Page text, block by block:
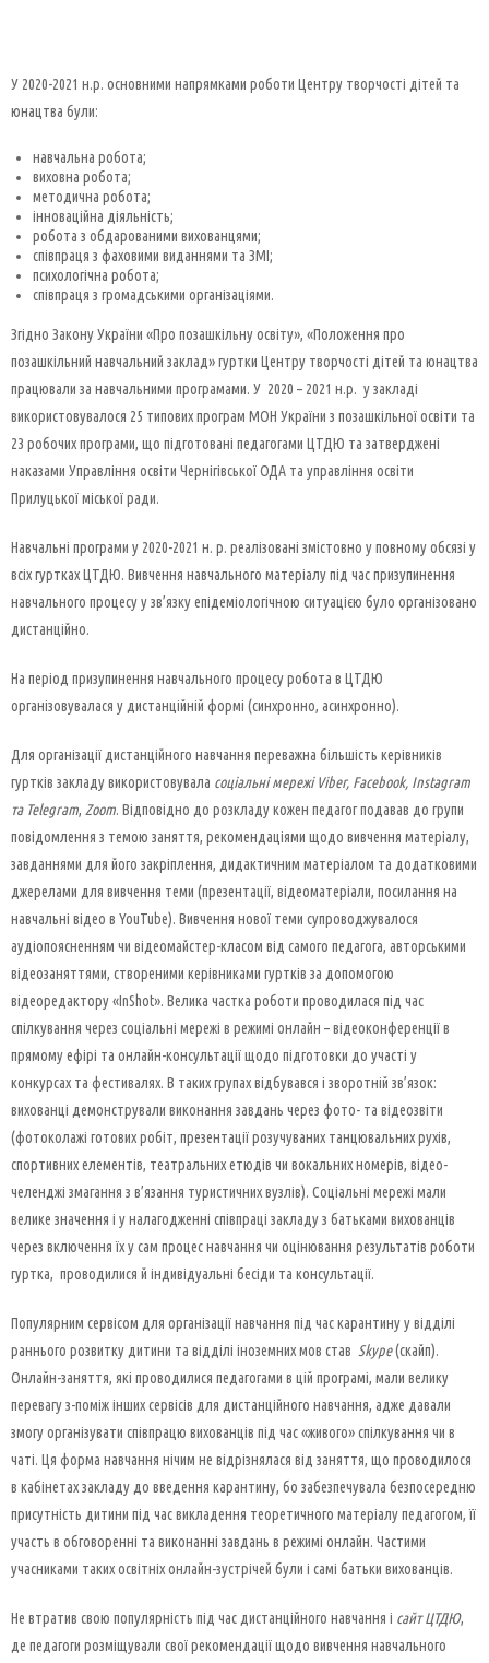
У 2020-2021 н.р. основними напрямками роботи Центру творчості дітей та
юнацтва були:
навчальна робота;
виховна робота;
методична робота;
інноваційна діяльність;
робота з обдарованими вихованцями;
співпраця з фаховими виданнями та ЗМІ;
психологічна робота;
співпраця з громадськими організаціями.
Згідно Закону України «Про позашкільну освіту», «Положення про
позашкільний навчальний заклад» гуртки Центру творчості дітей та юнацтва
працювали за навчальними програмами. У 2020 – 2021 н.р. у закладі
використовувалося 25 типових програм МОН України з позашкільної освіти та
23 робочих програми, що підготовані педагогами ЦТДЮ та затверджені
наказами Управління освіти Чернігівської ОДА та управління освіти
Прилуцької міської ради.
Навчальні програми у 2020-2021 н. р. реалізовані змістовно у повному обсязі у
всіх гуртках ЦТДЮ. Вивчення навчального матеріалу під час призупинення
навчального процесу у зв’язку епідеміологічною ситуацією було організовано
дистанційно.
На період призупинення навчального процесу робота в ЦТДЮ
організовувалася у дистанційній формі (синхронно, асинхронно).
Для організації дистанційного навчання переважна більшість керівників
гуртків закладу використовувала соціальні мережі Viber, Facebook, Instagram
та Telegram, Zoom. Відповідно до розкладу кожен педагог подавав до групи
повідомлення з темою заняття, рекомендаціями щодо вивчення матеріалу,
завданнями для його закріплення, дидактичним матеріалом та додатковими
джерелами для вивчення теми (презентації, відеоматеріали, посилання на
навчальні відео в YouTube). Вивчення нової теми супроводжувалося
аудіопоясненням чи відеомайстер-класом від самого педагога, авторськими
відеозаняттями, створеними керівниками гуртків за допомогою
відеоредактору «InShot». Велика частка роботи проводилася під час
спілкування через соціальні мережі в режимі онлайн – відеоконференції в
прямому ефірі та онлайн-консультації щодо підготовки до участі у
конкурсах та фестивалях. В таких групах відбувався і зворотній зв’язок:
вихованці демонстрували виконання завдань через фото- та відеозвіти
(фотоколажі готових робіт, презентації розучуваних танцювальних рухів,
спортивних елементів, театральних етюдів чи вокальних номерів, відео-
челенджі змагання з в’язання туристичних вузлів). Соціальні мережі мали
велике значення і у налагодженні співпраці закладу з батьками вихованців
через включення їх у сам процес навчання чи оцінювання результатів роботи
гуртка, проводилися й індивідуальні бесіди та консультації.
Популярним сервісом для організації навчання під час карантину у відділі
раннього розвитку дитини та відділі іноземних мов став Skype(скайп).
Онлайн-заняття, які проводилися педагогами в цій програмі, мали велику
перевагу з-поміж інших сервісів для дистанційного навчання, адже давали
змогу організувати співпрацю вихованців під час «живого» спілкування чи в
чаті. Ця форма навчання нічим не відрізнялася від заняття, що проводилося
в кабінетах закладу до введення карантину, бо забезпечувала безпосередню
присутність дитини під час викладення теоретичного матеріалу педагогом, її
участь в обговоренні та виконанні завдань в режимі онлайн. Частими
учасниками таких освітніх онлайн-зустрічей були і самі батьки вихованців.
Не втратив свою популярність під час дистанційного навчання і сайт ЦТДЮ,
де педагоги розміщували свої рекомендації щодо вивчення навчального